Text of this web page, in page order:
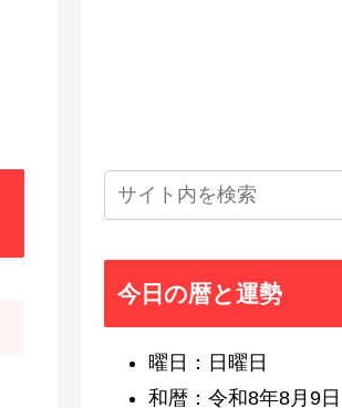
今日の暦と運勢
曜日：日曜日
和暦：令和8年8月9日